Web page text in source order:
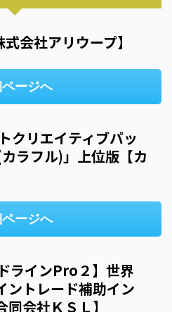
会社アリウープ】
ージへ
クリエイティブパッ
ラフル)」上位版【カ
ージへ
ラインPro２】世界
ントレード補助イン
会社ＫＳＬ】